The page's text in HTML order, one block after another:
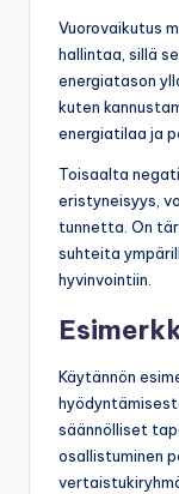
Vuorovaikutus
hallintaa, sillä
energiatason
kuten
energiatilaa ja
Toisaalta
eristyneisyys,
tunnetta. On
suhteita
hyvinvointiin.
Käytännön
säännölliset
osallistuminen